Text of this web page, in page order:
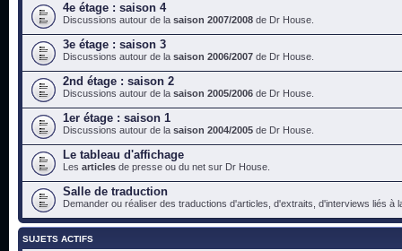
4e étage : saison 4
Discussions autour de la saison 2007/2008 de Dr House.
3e étage : saison 3
Discussions autour de la saison 2006/2007 de Dr House.
2nd étage : saison 2
Discussions autour de la saison 2005/2006 de Dr House.
1er étage : saison 1
Discussions autour de la saison 2004/2005 de Dr House.
Le tableau d'affichage
Les articles de presse ou du net sur Dr House.
Salle de traduction
Demander ou réaliser des traductions d'articles, d'extraits, d'interviews liés à
SUJETS ACTIFS